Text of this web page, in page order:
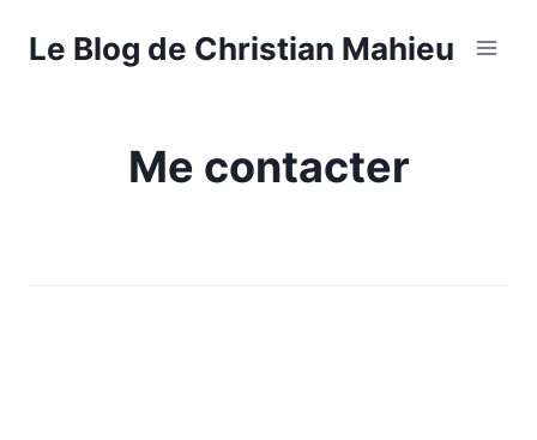
Le Blog de Christian Mahieu
Me contacter